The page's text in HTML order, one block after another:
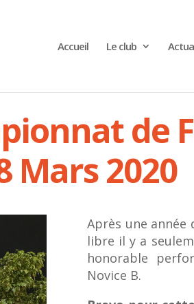
Accueil Le club
de
Mars 2020
Après une
libre il y a
honorable
Novice B.